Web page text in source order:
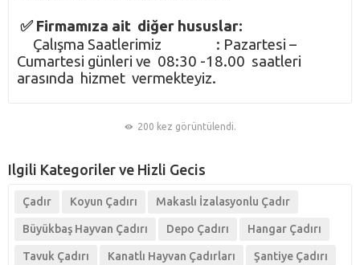
✅ Firmamıza ait diğer hususlar:
Çalışma Saatlerimiz : Pazartesi –
Cumartesi günleri ve 08:30 -18.00 saatleri
arasında hizmet vermekteyiz.
200 kez görüntülendi.
Ilgili Kategoriler ve Hizli Gecis
Çadır Koyun Çadırı Makaslı İzalasyonlu Çadır
Büyükbaş Hayvan Çadırı Depo Çadırı Hangar Çadırı
Tavuk Çadırı Kanatlı Hayvan Çadırları Şantiye Çadırı